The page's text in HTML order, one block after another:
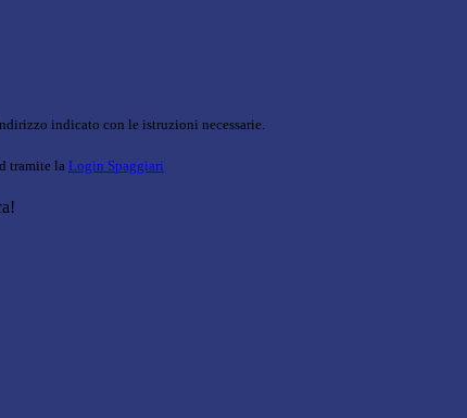
indicato con le istruzioni necessarie.
tramite la Login Spaggiari